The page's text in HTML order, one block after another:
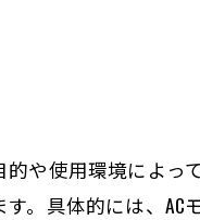
や使用環境によっ
。具体的には、AC